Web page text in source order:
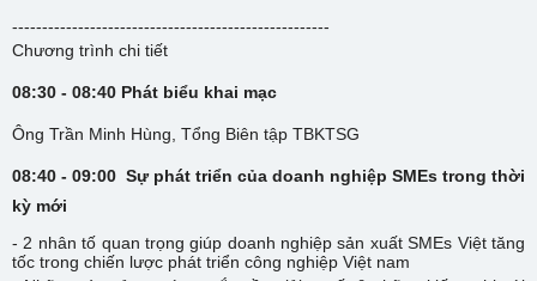
-----------------------------------------------------
Chương trình chi tiết
08:30 - 08:40 Phát biểu khai mạc
Ông Trần Minh Hùng, Tổng Biên tập TBKTSG
08:40 - 09:00 Sự phát triển của doanh nghiệp SMEs trong thời
kỳ mới
- 2 nhân tố quan trọng giúp doanh nghiệp sản xuất SMEs Việt tăng
tốc trong chiến lược phát triển công nghiệp Việt nam